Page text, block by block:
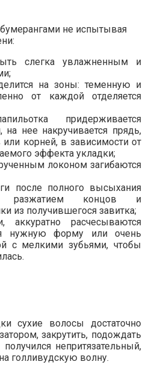
не испытывая
слегка увлажненным и
на зоны: теменную и
от каждой отделяется
придерживается
на нее накручивается прядь,
или корней, в зависимости от
эффекта укладки;
локоном загибаются
после полного высыхания
разжатием концов и
из получившегося завитка;
аккуратно расчесываются
нужную форму или очень
с мелкими зубьями, чтобы
сухие волосы достаточно
закрутить, подождать
непритязательный,
голливудскую волну.